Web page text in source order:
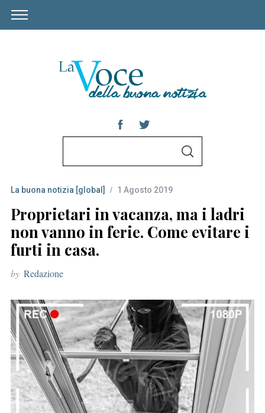
r
c
h
o
r
S
La buona notizia [global] 1 Agosto 2019
Proprietari in vacanza, ma i ladri
non vanno in ferie. Come evitare i
furti in casa.
by Redazione